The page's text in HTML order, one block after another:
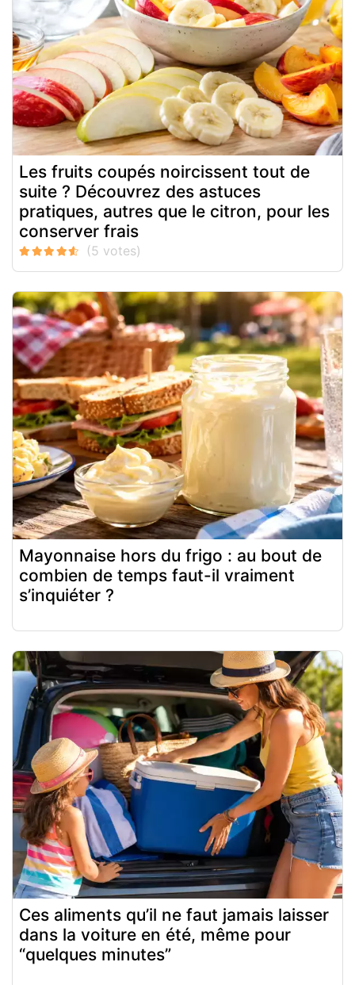
Les fruits coupés noircissent tout de
suite ? Découvrez des astuces
pratiques, autres que le citron, pour les
conserver frais
Mayonnaise hors du frigo : au bout de
combien de temps faut-il vraiment
s’inquiéter ?
Ces aliments qu’il ne faut jamais laisser
dans la voiture en été, même pour
“quelques minutes”